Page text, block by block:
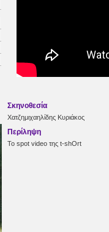
Σκηνοθεσία
Χατζημιχαηλίδης Κυριάκος
Περίληψη
Το spot video της t-shOrt